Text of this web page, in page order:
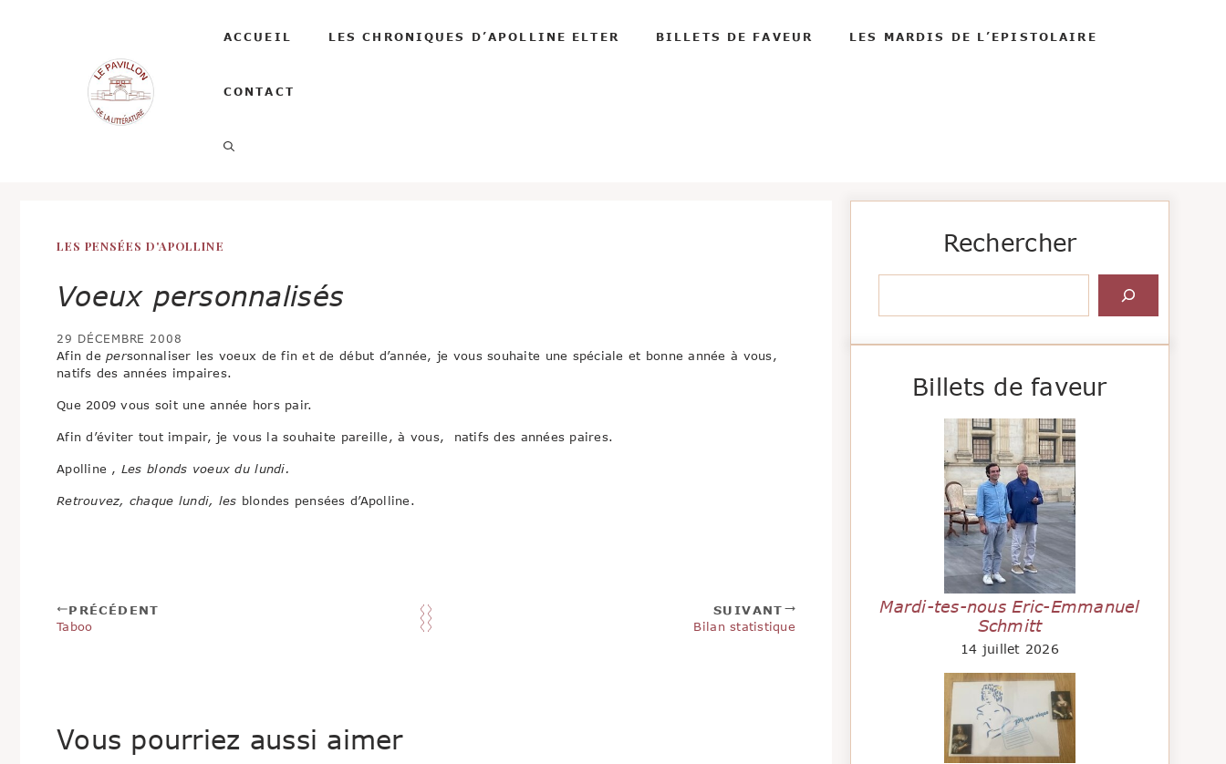
ACCUEIL LES CHRONIQUES D’APOLLINE ELTER BILLETS DE FAVEUR LES MARDIS DE L’EPISTOLAIRE
CONTACT
LES PENSÉES D'APOLLINE
Voeux personnalisés
29 DÉCEMBRE 2008
Afin depersonnaliser les voeux de fin et de début d’année, je vous souhaite une spéciale et bonne année à vous,
natifs des années impaires.
Que 2009 vous soit une année hors pair.
Afin d’éviter tout impair, je vous la souhaite pareille, à vous, natifs des années paires.
Apolline , Les blonds voeux du lundi.
Retrouvez, chaque lundi, les blondes pensées d’Apolline.
PRÉCÉDENT
Taboo
SUIVANT
Bilan statistique
Vous pourriez aussi aimer
Rechercher
Billets de faveur
Mardi-tes-nous Eric-Emmanuel
Schmitt
14 juillet 2026